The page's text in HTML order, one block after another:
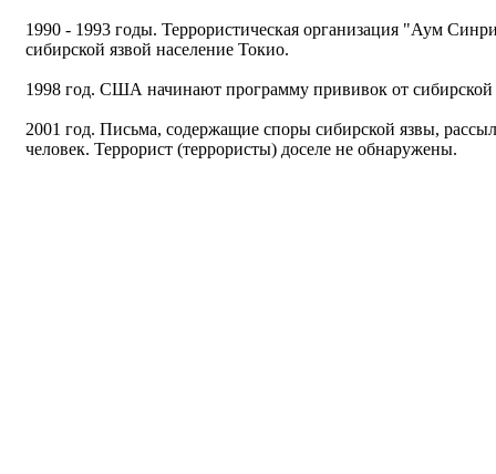
1990 - 1993 годы. Террористическая организация "Аум
сибирской язвой население Токио.
1998 год. США начинают программу прививок от
2001 год. Письма, содержащие споры сибирской язвы,
человек. Террорист (террористы) доселе не обнаружены.